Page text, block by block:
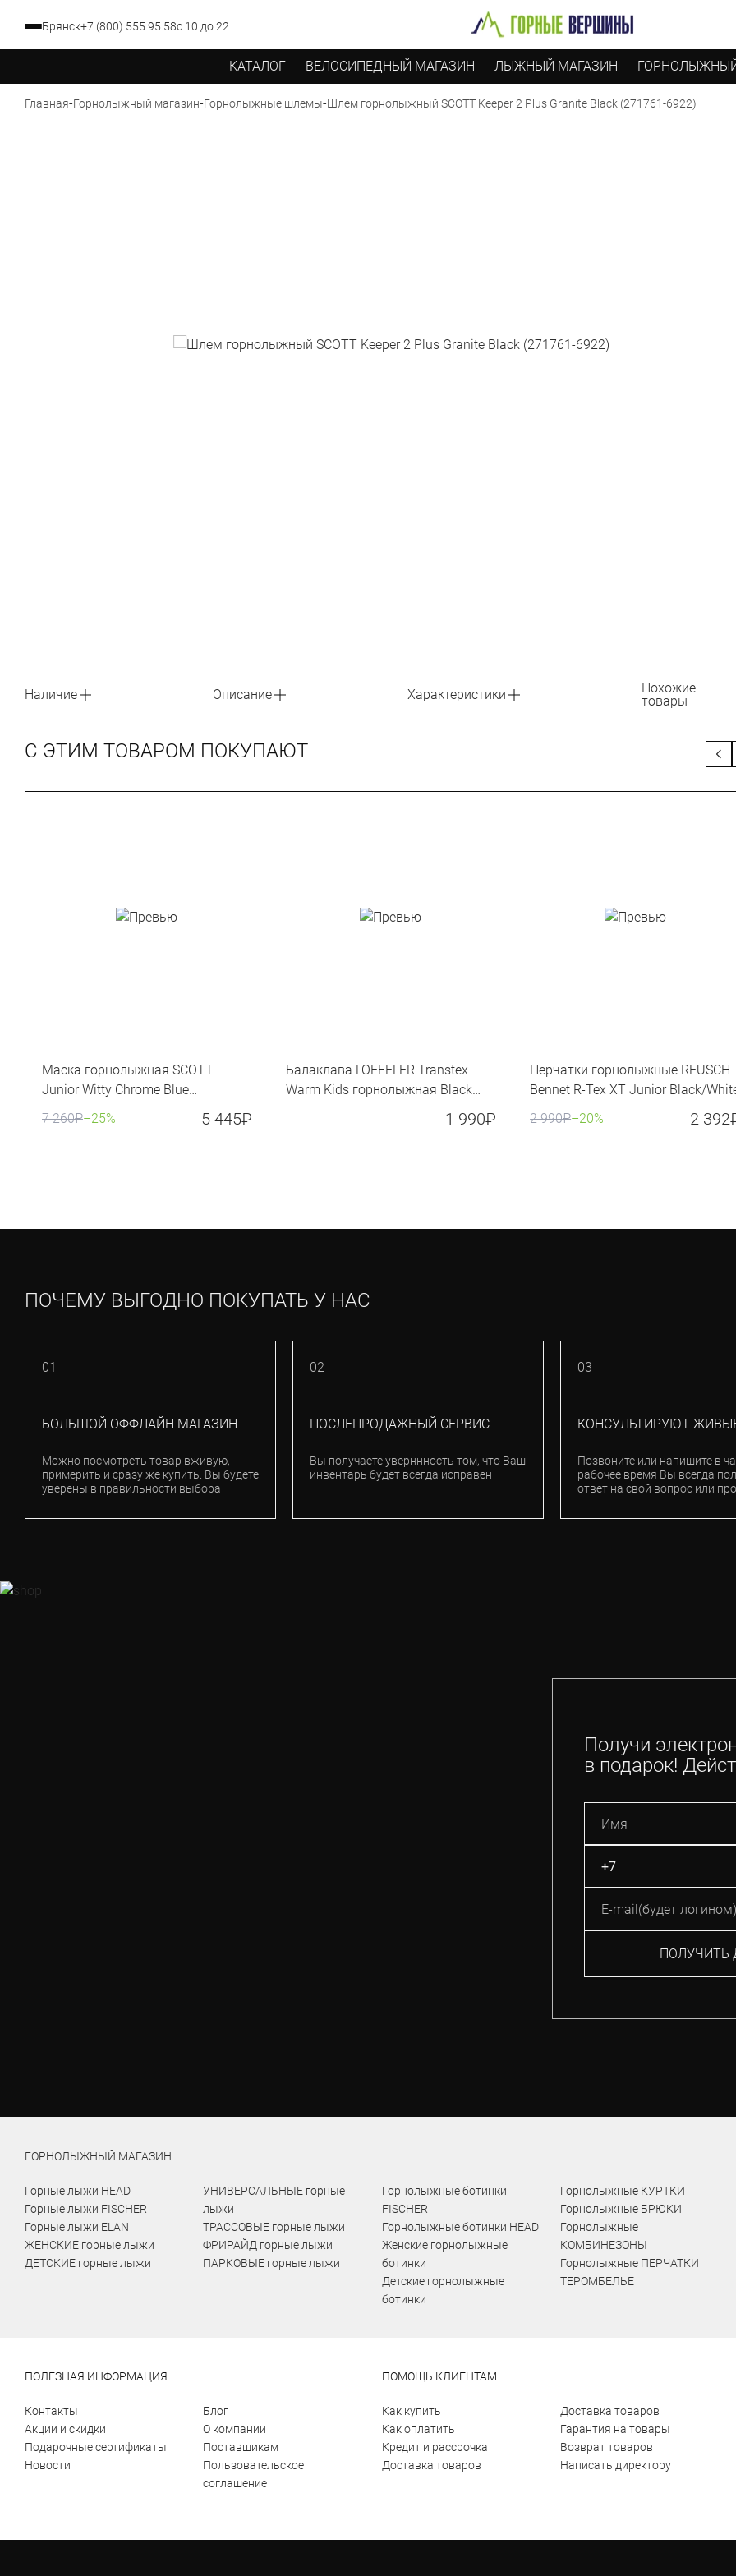
Брянск+7 (800) 555 95 58с 10 до 22
КАТАЛОГ ВЕЛОСИПЕДНЫЙ МАГАЗИН ЛЫЖНЫЙ МАГАЗИН
Главная-Горнолыжный магазин-Горнолыжные шлемы-Шлем горнолыжный SCOTT Keeper 2 Plus Granite Black (271761-6922)
Наличие Описание Характеристики
Похожие
товары
С ЭТИМ ТОВАРОМ ПОКУПАЮТ
Маска горнолыжная SCOTT
Junior Witty Chrome Blue
Grey/Silver Chrome (271826-
7 260₽–25% 5 445₽
Балаклава LOEFFLER Transtex
Warm Kids горнолыжная Black
1 990₽
Перчатки горнолыжные REUSCH
Bennet R-Tex XT Junior Black/
2 990₽–20% 2 392
ПОЧЕМУ ВЫГОДНО ПОКУПАТЬ У НАС
01
БОЛЬШОЙ ОФФЛАЙН МАГАЗИН
Можно посмотреть товар вживую,
примерить и сразу же купить. Вы будете
уверены в правильности выбора
02
ПОСЛЕПРОДАЖНЫЙ СЕРВИС
Вы получаете уверннность том, что Ваш
инвентарь будет всегда исправен
03
КОНСУЛЬТИРУЮТ
Позвоните или напишите в
рабочее время Вы всегда
ответ на свой вопрос или
Получи
в подарок!
ПОЛУЧИТЬ
ГОРНОЛЫЖНЫЙ МАГАЗИН
Горные лыжи HEAD
Горные лыжи FISCHER
Горные лыжи ELAN
ЖЕНСКИЕ горные лыжи
ДЕТСКИЕ горные лыжи
УНИВЕРСАЛЬНЫЕ горные
лыжи
ТРАССОВЫЕ горные лыжи
ФРИРАЙД горные лыжи
ПАРКОВЫЕ горные лыжи
Горнолыжные ботинки
FISCHER
Горнолыжные ботинки HEAD
Женские горнолыжные
ботинки
Детские горнолыжные
ботинки
Горнолыжные КУРТКИ
Горнолыжные БРЮКИ
Горнолыжные
КОМБИНЕЗОНЫ
Горнолыжные ПЕРЧАТКИ
ТЕРОМБЕЛЬЕ
ПОЛЕЗНАЯ ИНФОРМАЦИЯ
Контакты
Акции и скидки
Подарочные сертификаты
Новости
Блог
О компании
Поставщикам
Пользовательское
соглашение
ПОМОЩЬ КЛИЕНТАМ
Как купить
Как оплатить
Кредит и рассрочка
Доставка товаров
Доставка товаров
Гарантия на товары
Возврат товаров
Написать директору